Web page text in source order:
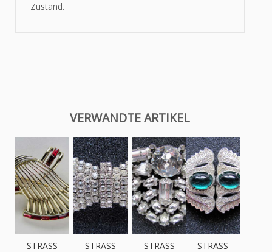
Zustand.
VERWANDTE ARTIKEL
STRASS
STRASS
STRASS
STRASS